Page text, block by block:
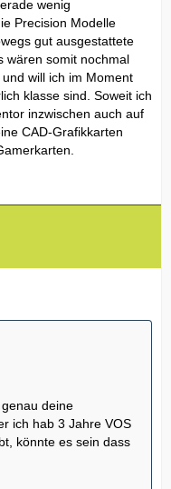
wenig
Precision Modelle
gut ausgestattete
wären somit nochmal
will ich im Moment
klasse sind. Soweit ich
inzwischen auch auf
CAD-Grafikkarten
deine
ich hab 3 Jahre VOS
könnte es sein dass